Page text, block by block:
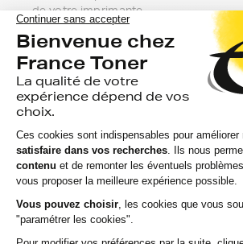
de votre imprimante.
Gamme 1er Prix : compatibles avec
canon imagepress, ces produits
de notre gamme discount.
Marque constructeur : si vous avez
chercher vos toners canon
gagnez du temps en vous faisant livrer
vous.
Si vous avez la moindre
compatibilité de votre produit
imprimante canon
sommes à votre écoute.